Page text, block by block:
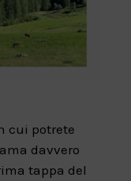
cui potrete
davvero
tappa del